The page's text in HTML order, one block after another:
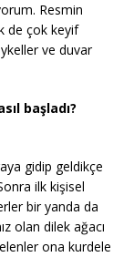
Resmin
de çok keyif
ve duvar
başladı?
gidip geldikçe
ilk kişisel
bir yanda da
olan dilek ağacı
ona kurdele